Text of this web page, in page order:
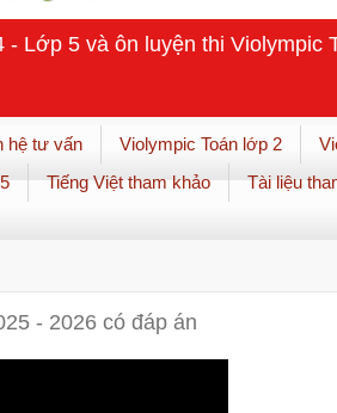
Lớp 5 và ôn luyện thi Violympic
hệ tư vấn Violympic Toán lớp 2
Tiếng Việt tham khảo Tài liệu
- 2026 có đáp án